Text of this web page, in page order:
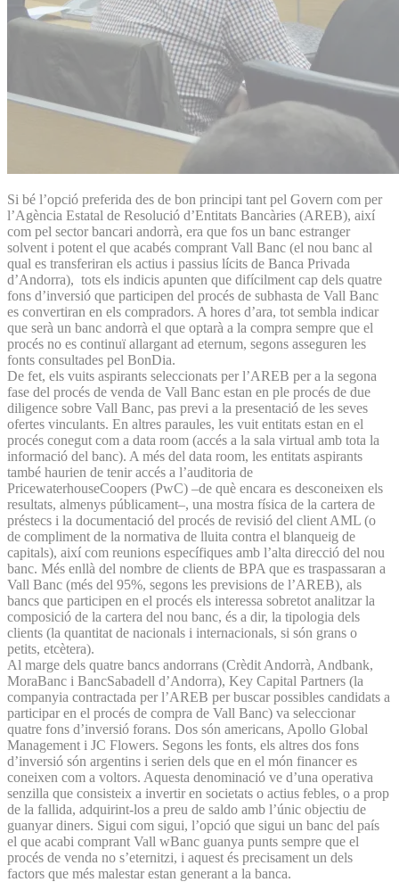
Si bé l’opció preferida des de bon principi tant pel Govern com per
l’Agència Estatal de Resolució d’Entitats Bancàries (AREB), així
com pel sector bancari andorrà, era que fos un banc estranger
solvent i potent el que acabés comprant Vall Banc (el nou banc al
qual es transferiran els actius i passius lícits de Banca Privada
d’Andorra), tots els indicis apunten que difícilment cap dels quatre
fons d’inversió que participen del procés de subhasta de Vall Banc
es convertiran en els compradors. A hores d’ara, tot sembla indicar
que serà un banc andorrà el que optarà a la compra sempre que el
procés no es continuï allargant ad eternum, segons asseguren les
fonts consultades pel BonDia.
De fet, els vuits aspirants seleccionats per l’AREB per a la segona
fase del procés de venda de Vall Banc estan en ple procés de due
diligence sobre Vall Banc, pas previ a la presentació de les seves
ofertes vinculants. En altres paraules, les vuit entitats estan en el
procés conegut com a data room (accés a la sala virtual amb tota la
informació del banc). A més del data room, les entitats aspirants
també haurien de tenir accés a l’auditoria de
PricewaterhouseCoopers (PwC) –de què encara es desconeixen els
resultats, almenys públicament–, una mostra física de la cartera de
préstecs i la documentació del procés de revisió del client AML (o
de compliment de la normativa de lluita contra el blanqueig de
capitals), així com reunions específiques amb l’alta direcció del nou
banc. Més enllà del nombre de clients de BPA que es traspassaran a
Vall Banc (més del 95%, segons les previsions de l’AREB), als
bancs que participen en el procés els interessa sobretot analitzar la
composició de la cartera del nou banc, és a dir, la tipologia dels
clients (la quantitat de nacionals i internacionals, si són grans o
petits, etcètera).
Al marge dels quatre bancs andorrans (Crèdit Andorrà, Andbank,
MoraBanc i BancSabadell d’Andorra), Key Capital Partners (la
companyia contrac­tada per l’AREB per buscar possibles candidats a
participar en el procés de compra de Vall Banc) va seleccionar
quatre fons d’inversió forans. Dos són americans, Apollo Global
Management i JC Flowers. Segons les fonts, els altres dos fons
d’inversió són argentins i serien dels que en el món financer es
coneixen com a voltors. Aquesta denominació ve d’una operativa
senzilla que consisteix a invertir en societats o actius febles, o a prop
de la fallida, adquirint-los a preu de saldo amb l’únic objectiu de
guanyar diners. Sigui com sigui, l’opció que sigui un banc del país
el que acabi comprant Vall wBanc guanya punts sempre que el
procés de venda no s’eternitzi, i aquest és precisament un dels
factors que més malestar estan generant a la banca.